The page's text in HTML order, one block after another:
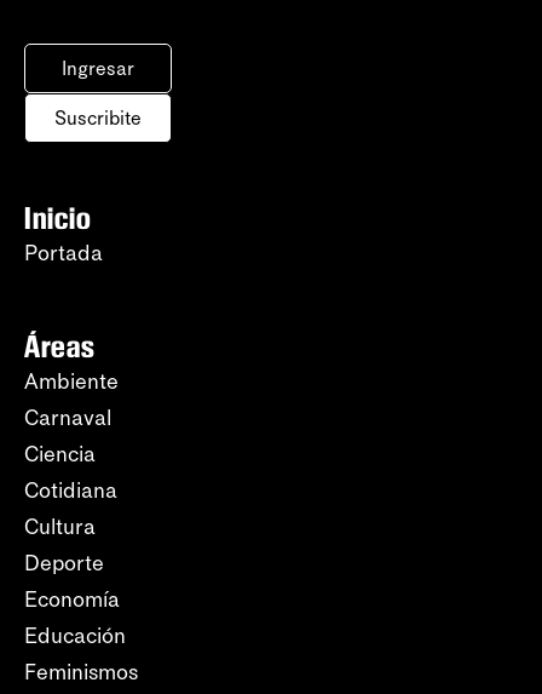
Ingresar
Suscribite
Inicio
Portada
Áreas
Ambiente
Carnaval
Ciencia
Cotidiana
Cultura
Deporte
Economía
Educación
Feminismos